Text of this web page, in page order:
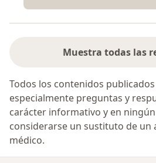
Muestra todas las
Todos los contenidos
especialmente preguntas y
carácter informativo y en
considerarse un sustituto de un
médico.